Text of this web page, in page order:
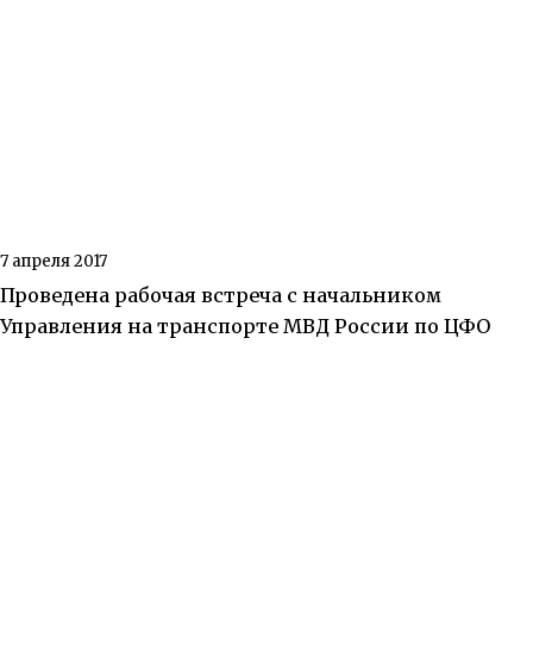
7 апреля 2017
Проведена рабочая встреча с начальником
Управления на транспорте МВД России по ЦФО